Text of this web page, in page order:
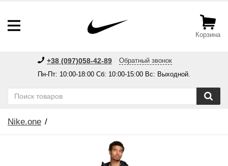
Корзина
+38 (097)058-42-89
Обратный звонок
Пн-Пт: 10:00-18:00 Сб: 10:00-15:00 Вс: Выходной.
Nike.one